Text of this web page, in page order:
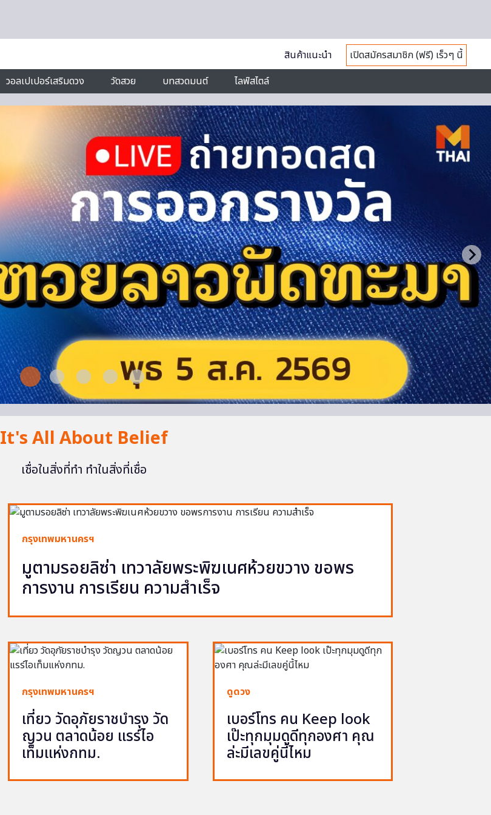
สินค้าแนะนำ
เปิดสมัครสมาชิก (ฟรี) เร็วๆ นี้
วอลเปเปอร์เสริมดวง วัดสวย บทสวดมนต์ ไลฟ์สไตล์
It's All About Belief
เชื่อในสิ่งที่ทำ ทำในสิ่งที่เชื่อ
กรุงเทพมหานครฯ
มูตามรอยลิซ่า เทวาลัยพระพิฆเนศห้วยขวาง ขอพร
การงาน การเรียน ความสำเร็จ
กรุงเทพมหานครฯ
เที่ยว วัดอุภัยราชบำรุง วัด
ญวน ตลาดน้อย แรร์ไอ
เท็มแห่งกทม.
ดูดวง
เบอร์โทร คน Keep look
เป๊ะทุกมุมดูดีทุกองศา คุณ
ล่ะมีเลขคู่นี้ไหม